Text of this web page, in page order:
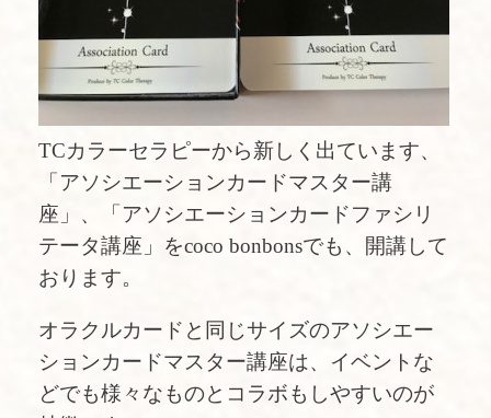
TCカラーセラピーから新しく出ています、
「アソシエーションカードマスター講
座」、「アソシエーションカードファシリ
テータ講座」をcoco bonbonsでも、開講して
おります。
オラクルカードと同じサイズのアソシエー
ションカードマスター講座は、イベントな
どでも様々なものとコラボもしやすいのが